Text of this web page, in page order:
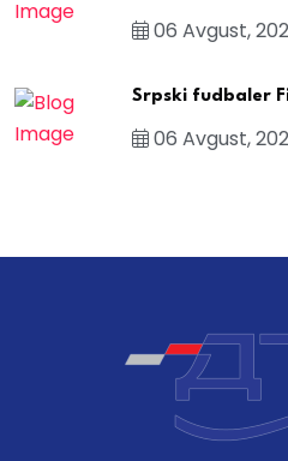
06 Avgust,
Srpski fudbaler
06 Avgust,